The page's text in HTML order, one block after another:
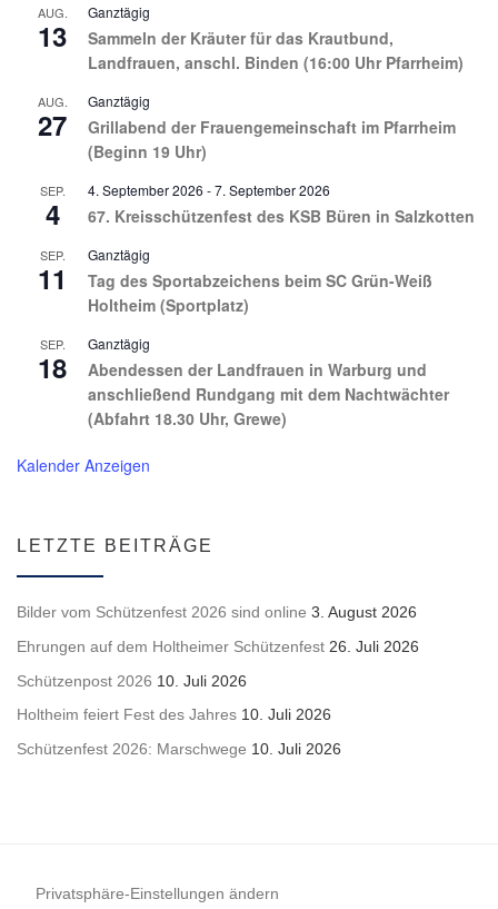
AUG.
13
Ganztägig
Sammeln der Kräuter für das Krautbund,
Landfrauen, anschl. Binden (16:00 Uhr Pfarrheim)
AUG.
27
Ganztägig
Grillabend der Frauengemeinschaft im Pfarrheim
(Beginn 19 Uhr)
SEP.
4
4. September 2026 -7. September 2026
67. Kreisschützenfest des KSB Büren in Salzkotten
SEP.
11
Ganztägig
Tag des Sportabzeichens beim SC Grün-Weiß
Holtheim (Sportplatz)
SEP.
18
Ganztägig
Abendessen der Landfrauen in Warburg und
anschließend Rundgang mit dem Nachtwächter
(Abfahrt 18.30 Uhr, Grewe)
Kalender Anzeigen
LETZTE BEITRÄGE
Bilder vom Schützenfest 2026 sind online 3. August 2026
Ehrungen auf dem Holtheimer Schützenfest 26. Juli 2026
Schützenpost 2026 10. Juli 2026
Holtheim feiert Fest des Jahres 10. Juli 2026
Schützenfest 2026: Marschwege 10. Juli 2026
Privatsphäre-Einstellungen ändern